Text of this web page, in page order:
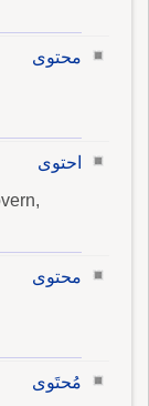
محتوى
احتوى
محتوى
مُحتَوى